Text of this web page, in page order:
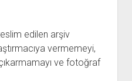
edilen arşiv
vermemeyi,
ve fotoğraf